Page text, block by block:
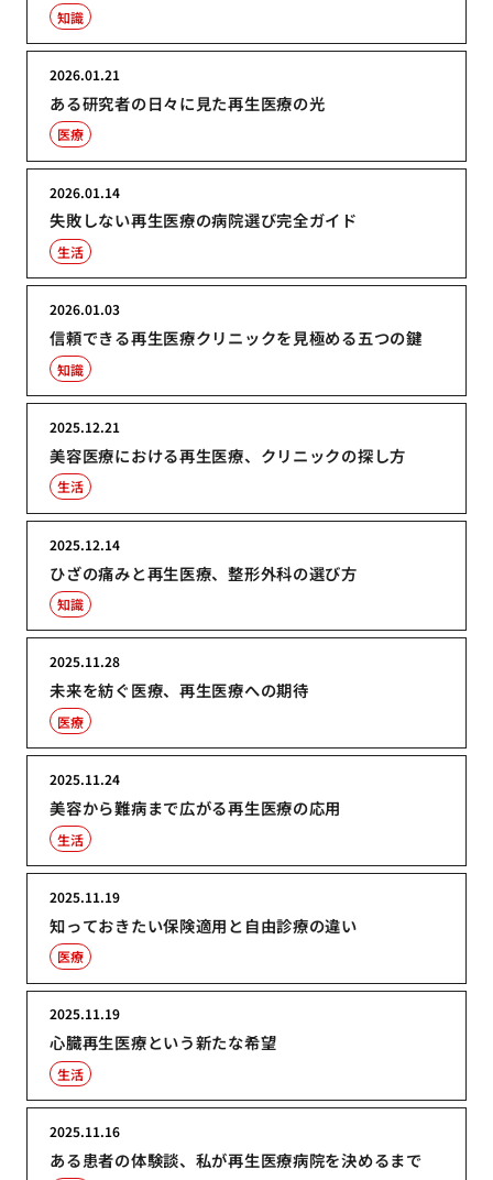
知識
ある研究者の日々に見た再生医療の光
2026.01.21
医療
失敗しない再生医療の病院選び完全ガイド
2026.01.14
生活
信頼できる再生医療クリニックを見極める五つの鍵
2026.01.03
知識
美容医療における再生医療、クリニックの探し方
2025.12.21
生活
ひざの痛みと再生医療、整形外科の選び方
2025.12.14
知識
未来を紡ぐ医療、再生医療への期待
2025.11.28
医療
美容から難病まで広がる再生医療の応用
2025.11.24
生活
知っておきたい保険適用と自由診療の違い
2025.11.19
医療
心臓再生医療という新たな希望
2025.11.19
生活
ある患者の体験談、私が再生医療病院を決めるまで
2025.11.16